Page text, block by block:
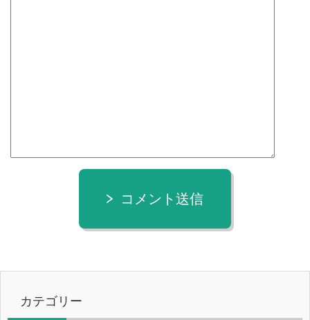
コメント送信
カテゴリー